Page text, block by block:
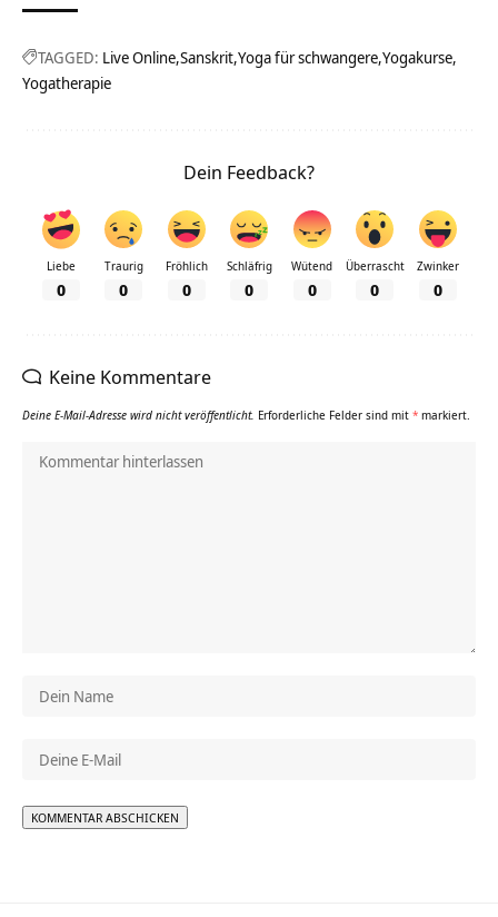
TAGGED: Live Online Sanskrit Yoga für schwangere Yogakurse
Yogatherapie
Dein Feedback?
Liebe
0
Traurig
0
Fröhlich
0
Schläfrig
0
Wütend
0
Überrascht
0
Zwinker
0
Keine Kommentare
Deine E-Mail-Adresse wird nicht veröffentlicht. Erforderliche Felder sind mit * markiert.